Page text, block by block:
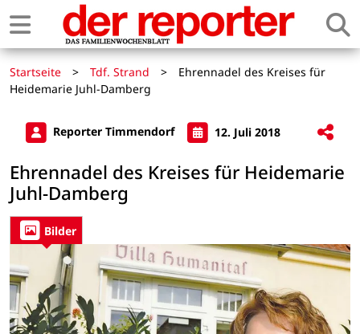
Startseite > Tdf. Strand >
Ehrennadel des Kreises für
Heidemarie Juhl-Damberg
Reporter Timmendorf 12. Juli 2018
Ehrennadel des Kreises für Heidemarie
Juhl-Damberg
Bilder